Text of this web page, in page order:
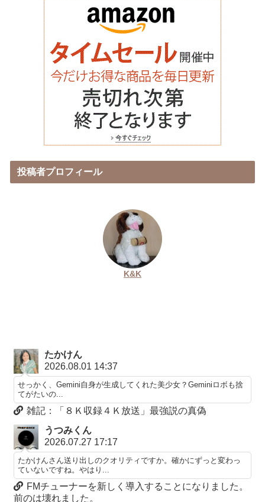
投稿者プロフィール
K&K
たかけん
2026.08.01 14:37
せっかく、Gemini自身が生成してくれた美少女？Geminiロボも捨
てがたいの...
雑記：「８Ｋ収録４Ｋ放送」最強説の真偽
うつみくん
2026.07.27 17:17
たかけんさん送り出しのクオリティですか。確かにずっと変わっ
ていないですね。やはり...
FMチューナーを新しく導入することになりました。
前のは壊れました。